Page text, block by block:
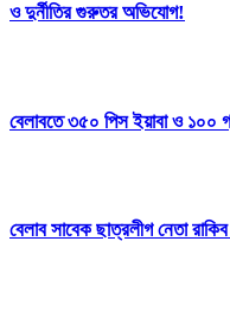
ও দুর্নীতির গুরুতর অভিযোগ!
বেলাবতে ৩৫০ পিস ইয়াবা ও
বেলাব সাবেক ছাত্রলীগ নেতা